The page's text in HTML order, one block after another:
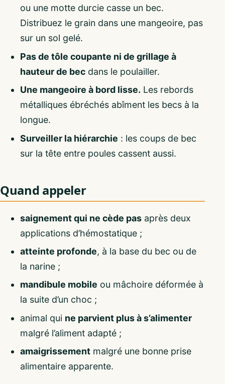
ou une motte durcie casse un bec.
Distribuez le grain dans une mangeoire, pas
sur un sol gelé.
Pas de tôle coupante ni de grillage à
hauteur de bec dans le poulailler.
Une mangeoire à bord lisse. Les rebords
métalliques ébréchés abîment les becs à la
longue.
Surveiller la hiérarchie : les coups de bec
sur la tête entre poules cassent aussi.
Quand appeler
saignement qui ne cède pas après deux
applications d’hémostatique ;
atteinte profonde, à la base du bec ou de
la narine ;
mandibule mobile ou mâchoire déformée à
la suite d’un choc ;
animal qui ne parvient plus à s’alimenter
malgré l’aliment adapté ;
amaigrissement malgré une bonne prise
alimentaire apparente.